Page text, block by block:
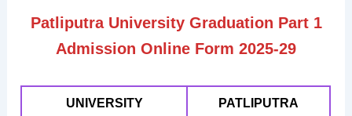
Patliputra University Graduation Part 1
Admission Online Form 2025-29
UNIVERSITY PATLIPUTRA